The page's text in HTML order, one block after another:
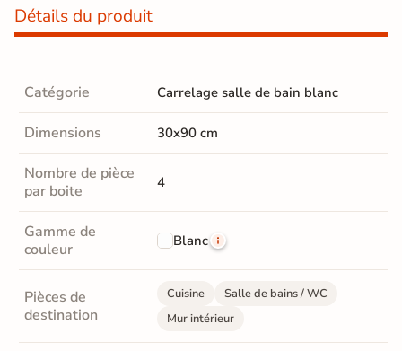
Détails du produit
Catégorie Carrelage salle de bain blanc
Dimensions 30x90 cm
Nombre de pièce
par boite
4
Gamme de
couleur
Blanc
Pièces de
destination
Cuisine
Salle de bains / WC
Mur intérieur